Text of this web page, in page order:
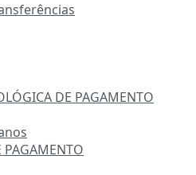
DE PAGAMENTO
PAGAMENTO